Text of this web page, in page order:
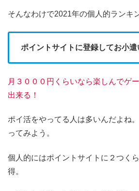
そんなわけで2021年の個人的ランキ
ポイントサイトに登録してお小遣
月３０００円くらいなら楽しんでゲ
出来る！
ポイ活をやってる人は多いんだよね
ってみよう。
個人的にはポイントサイトに２つく
得。